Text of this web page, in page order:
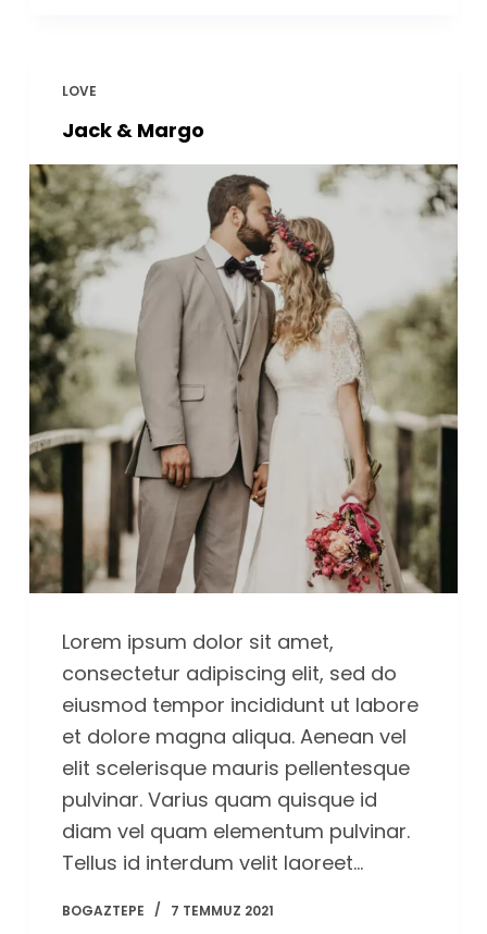
LOVE
Jack & Margo
Lorem ipsum dolor sit amet,
consectetur adipiscing elit, sed do
eiusmod tempor incididunt ut labore
et dolore magna aliqua. Aenean vel
elit scelerisque mauris pellentesque
pulvinar. Varius quam quisque id
diam vel quam elementum pulvinar.
Tellus id interdum velit laoreet…
BOGAZTEPE 7 TEMMUZ 2021